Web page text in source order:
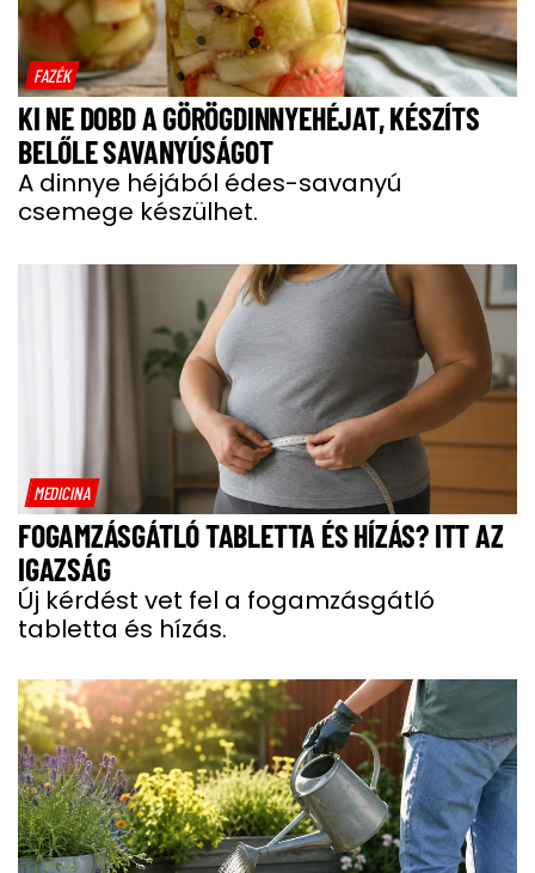
FAZÉK
KI NE DOBD A GÖRÖGDINNYEHÉJAT, KÉSZÍTS
BELŐLE SAVANYÚSÁGOT
A dinnye héjából édes-savanyú
csemege készülhet.
MEDICINA
FOGAMZÁSGÁTLÓ TABLETTA ÉS HÍZÁS? ITT AZ
IGAZSÁG
Új kérdést vet fel a fogamzásgátló
tabletta és hízás.